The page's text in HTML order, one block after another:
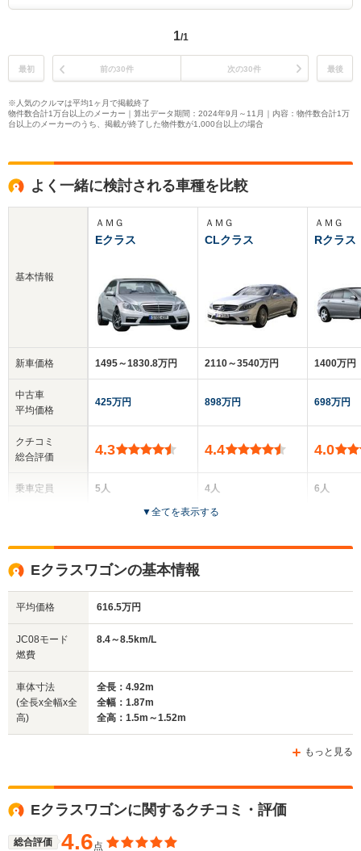
1/1
最初 前の30件 次の30件 最後
※人気のクルマは平均1ヶ月で掲載終了
物件数合計1万台以上のメーカー｜算出データ期間：2024年9月～11月｜内容：物件数合計1万
台以上のメーカーのうち、掲載が終了した物件数が1,000台以上の場合
よく一緒に検討される車種を比較
基本情報
新車価格
中古車
平均価格
クチコミ
総合評価
乗車定員
サイズ
(全長x全幅x全高)
WLTCモード
燃費
ＡＭＧ
Eクラス
1495～1830.8万円
425万円
4.3
5人
1.44m～1.46m
全幅
1.87m
ＡＭＧ
CLクラス
2110～3540万円
898万円
4.4
4人
2ドア
ＡＭＧ
Rクラス
1400万円
698万円
4.0
6人
▼全てを表示する
Eクラスワゴンの基本情報
平均価格 616.5万円
JC08モード
燃費
8.4～8.5km/L
車体寸法
(全長x全幅x全
高)
全長：4.92m
全幅：1.87m
全高：1.5m～1.52m
もっと見る
Eクラスワゴンに関するクチコミ・評価
総合評価 4.6点